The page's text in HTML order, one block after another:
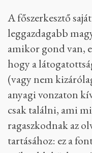
A főszerkesztő
leggazdagabb
amikor gond van,
hogy a
(vagy nem
anyagi vonzaton
csak találni, ami
ragaszkodnak az
tartásához: ez a